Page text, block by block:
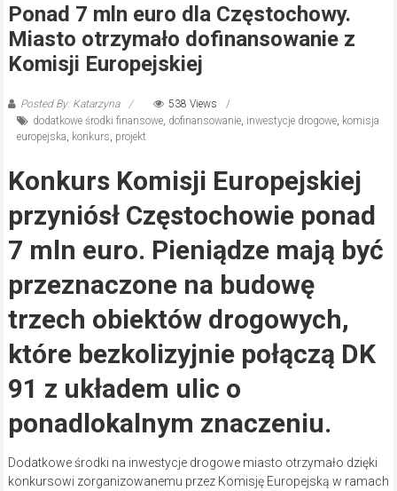
Ponad 7 mln euro dla Częstochowy.
Miasto otrzymało dofinansowanie z
Komisji Europejskiej
Posted By: Katarzyna
538 Views
dodatkowe środki finansowe, dofinansowanie, inwestycje drogowe, komisja
europejska konkurs projekt
Konkurs Komisji Europejskiej
przyniósł Częstochowie ponad
7 mln euro. Pieniądze mają być
przeznaczone na budowę
trzech obiektów drogowych,
które bezkolizyjnie połączą DK
91 z układem ulic o
ponadlokalnym znaczeniu.
Dodatkowe środki na inwestycje drogowe miasto otrzymało dzięki
konkursowi zorganizowanemu przez Komisję Europejską w ramach